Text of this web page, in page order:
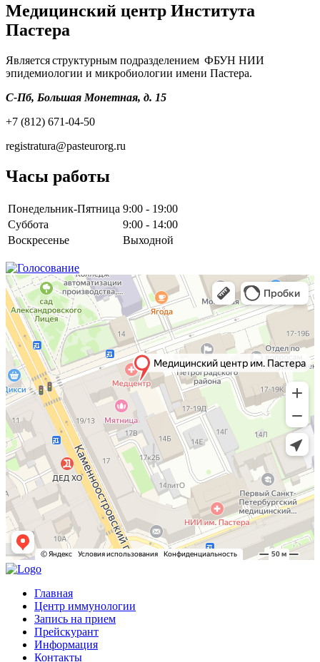
Медицинский центр Института
Пастера
Является структурным подразделением ФБУН НИИ
эпидемиологии и микробиологии имени Пастера.
С-Пб, Большая Монетная, д. 15
+7 (812) 671-04-50
registratura@pasteurorg.ru
Часы работы
Понедельник-Пятница 9:00 - 19:00
Суббота
9:00 - 14:00
Воскресенье
Выходной
Главная
Центр иммунологии
Запись на прием
Прейскурант
Информация
Контакты